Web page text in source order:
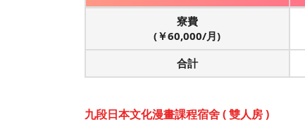
寮費
(￥60,000/月)
合計
九段日本文化漫畫課程宿舍 ( 雙人房 )